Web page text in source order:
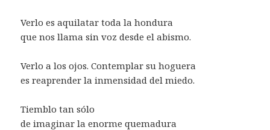
Verlo es aquilatar toda la hondura
que nos llama sin voz desde el abismo.
Verlo a los ojos. Contemplar su hoguera
es reaprender la inmensidad del miedo.
Tiemblo tan sólo
de imaginar la enorme quemadura